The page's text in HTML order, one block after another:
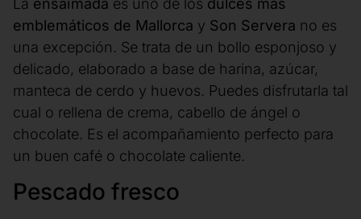
La ensaïmada es uno de los dulces más
emblemáticos de Mallorca y Son Servera no es
una excepción. Se trata de un bollo esponjoso y
delicado, elaborado a base de harina, azúcar,
manteca de cerdo y huevos. Puedes disfrutarla tal
cual o rellena de crema, cabello de ángel o
chocolate. Es el acompañamiento perfecto para
un buen café o chocolate caliente.
Pescado fresco